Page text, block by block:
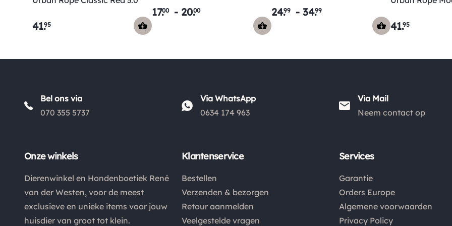
41.95
17.00 - 20.00 24.99 - 34.99
41.95
Bel ons via
070 355 5737
Via WhatsApp
0634 174 963
Via Mail
Neem contact op
Onze winkels
Dierenwinkel en Hondenboetiek René
van der Westen, voor de meest
exclusieve en unieke items voor jouw
huisdier van groot tot klein.
Klantenservice
Bestellen
Verzenden & bezorgen
Retour aanmelden
Veelgestelde vragen
Services
Garantie
Orders Europe
Algemene voorwaarden
Privacy Policy